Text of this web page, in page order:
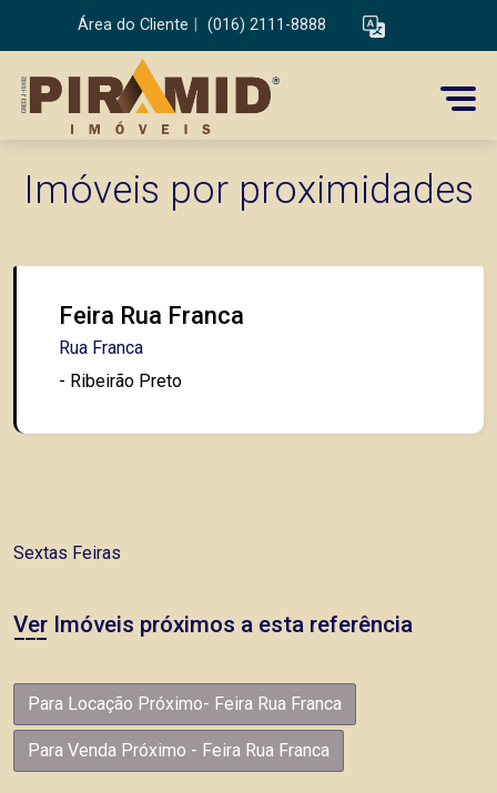
Área do Cliente (016) 2111-8888
Imóveis por proximidades
Feira Rua Franca
Rua Franca
- Ribeirão Preto
Sextas Feiras
Ver Imóveis próximos a esta referência
Para Locação Próximo- Feira Rua Franca
Para Venda Próximo - Feira Rua Franca